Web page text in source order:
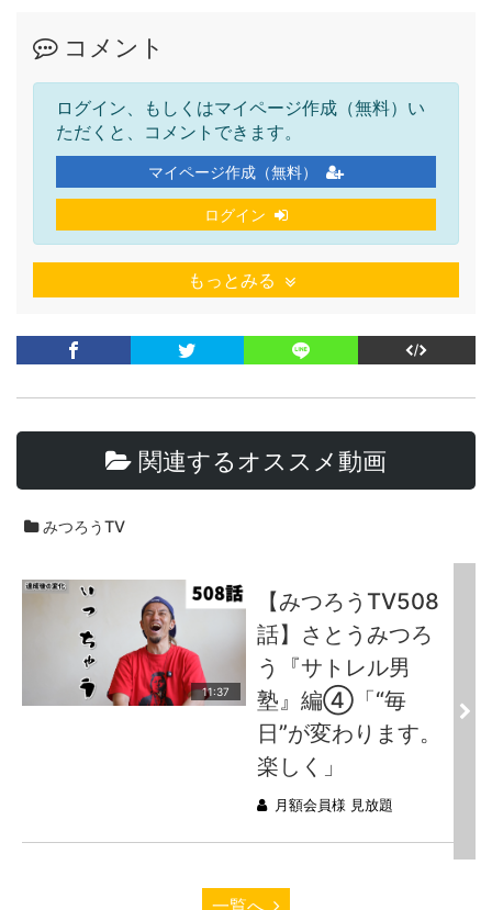
コメント
ログイン、もしくはマイページ作成（無料）い
ただくと、コメントできます。
マイページ作成（無料）
ログイン
もっとみる
関連するオススメ動画
みつろうTV
11:37
【みつろうTV508
話】さとうみつろ
う『サトレル男
塾』編④「“毎
日”が変わります。
楽しく」
月額会員様 見放題